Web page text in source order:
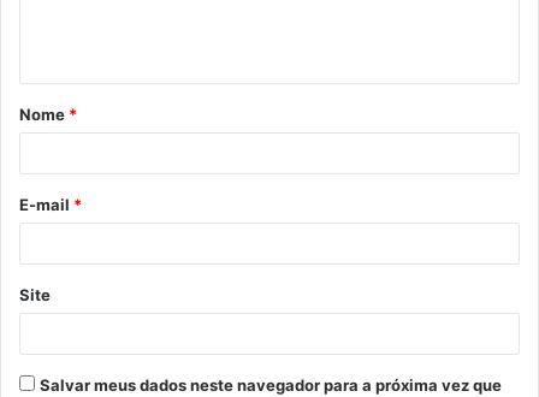
á
r
*
Nome *
E-mail *
Site
Salvar meus dados neste navegador para a próxima vez que